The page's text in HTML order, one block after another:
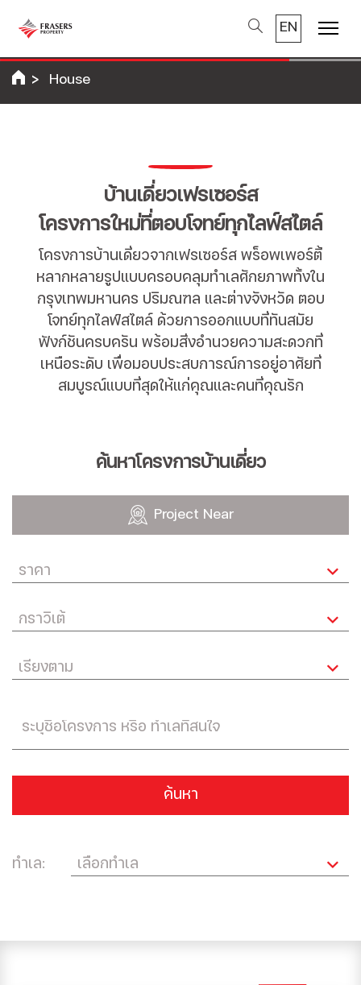
EN
Menu
House
บ้านเดี่ยวเฟรเซอร์ส
โครงการใหม่ที่ตอบโจทย์ทุกไลฟ์สไตล์
โครงการบ้านเดี่ยวจากเฟรเซอร์ส พร็อพเพอร์ตี้
หลากหลายรูปแบบครอบคลุมทำเลศักยภาพทั้งใน
กรุงเทพมหานคร ปริมณฑล และต่างจังหวัด ตอบ
โจทย์ทุกไลฟ์สไตล์ ด้วยการออกแบบที่ทันสมัย
ฟังก์ชันครบครัน พร้อมสิ่งอำนวยความสะดวกที่
เหนือระดับ เพื่อมอบประสบการณ์การอยู่อาศัยที่
สมบูรณ์แบบที่สุดให้แก่คุณและคนที่คุณรัก
ค้นหาโครงการบ้านเดี่ยว
Project Near
ค้นหา
ทำเล: